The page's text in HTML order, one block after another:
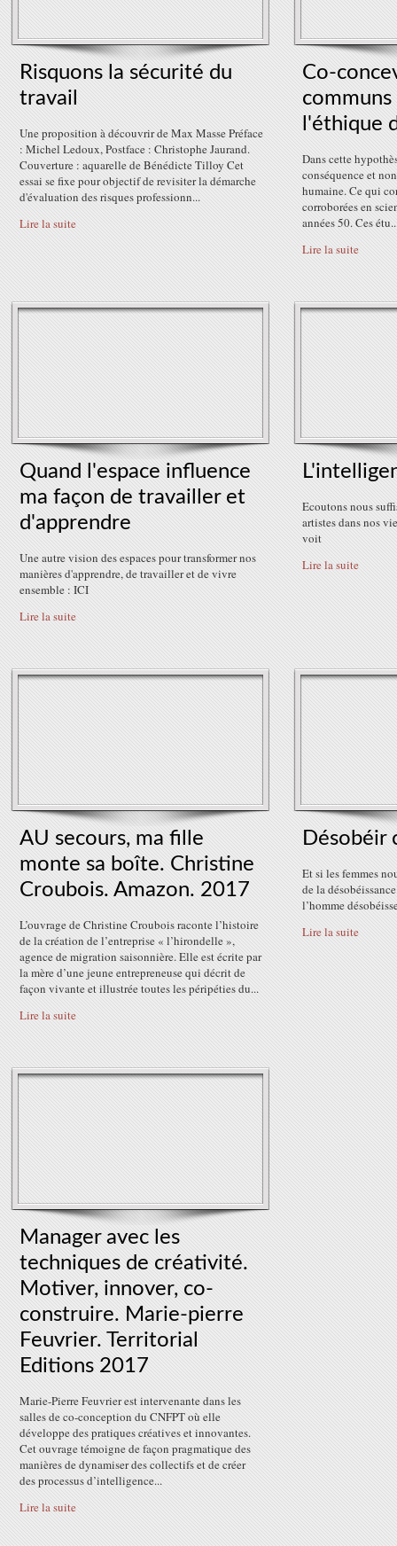
Risquons la sécurité du
travail
Une proposition à découvrir de Max Masse Préface
: Michel Ledoux, Postface : Christophe Jaurand.
Couverture : aquarelle de Bénédicte Tilloy Cet
essai se fixe pour objectif de revisiter la démarche
d'évaluation des risques professionn...
Lire la suite
Co-
l'éthique
Dans cette
conséquence et
humaine. Ce qui
corroborées en
années 50. Ces
Lire la suite
Quand l'espace influence
ma façon de travailler et
d'apprendre
Une autre vision des espaces pour transformer nos
manières d'apprendre, de travailler et de vivre
ensemble : ICI
Lire la suite
Ecoutons nous
artistes dans nos
voit
Lire la suite
AU secours, ma fille
monte sa boîte. Christine
Croubois. Amazon. 2017
L’ouvrage de Christine Croubois raconte l’histoire
de la création de l’entreprise « l’hirondelle »,
agence de migration saisonnière. Elle est écrite par
la mère d’une jeune entrepreneuse qui décrit de
façon vivante et illustrée toutes les péripéties du...
Lire la suite
Désobéir
Et si les femmes
de la
l’homme
Lire la suite
Manager avec les
techniques de créativité.
Motiver, innover, co-
construire. Marie-pierre
Feuvrier. Territorial
Editions 2017
Marie-Pierre Feuvrier est intervenante dans les
salles de co-conception du CNFPT où elle
développe des pratiques créatives et innovantes.
Cet ouvrage témoigne de façon pragmatique des
manières de dynamiser des collectifs et de créer
des processus d’intelligence...
Lire la suite